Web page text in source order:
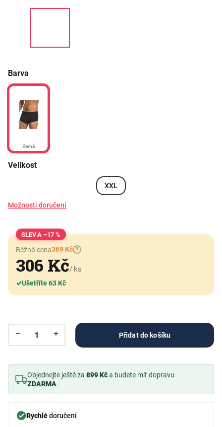
Barva
černá
Velikost
XXL
Možnosti doručení
–17 %
Běžná cena369 Kč ?
306 Kč/ ks
✓Ušetříte 63 Kč
Přidat do košíku
Objednejte ještě za 899 Kča budete mít dopravu
ZDARMA.
Rychlédoručení